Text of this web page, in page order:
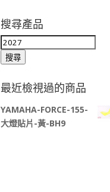
搜尋產品
搜
尋
鍵
字:
搜尋
最近檢視過的商品
YAMAHA-FORCE-155-
大燈貼片-黃-BH9